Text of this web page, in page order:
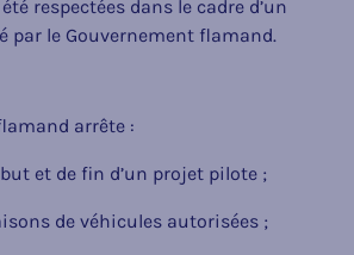
respectées dans le cadre d’un
par le Gouvernement flamand.
arrête :
et de fin d’un projet pilote ;
de véhicules autorisées ;